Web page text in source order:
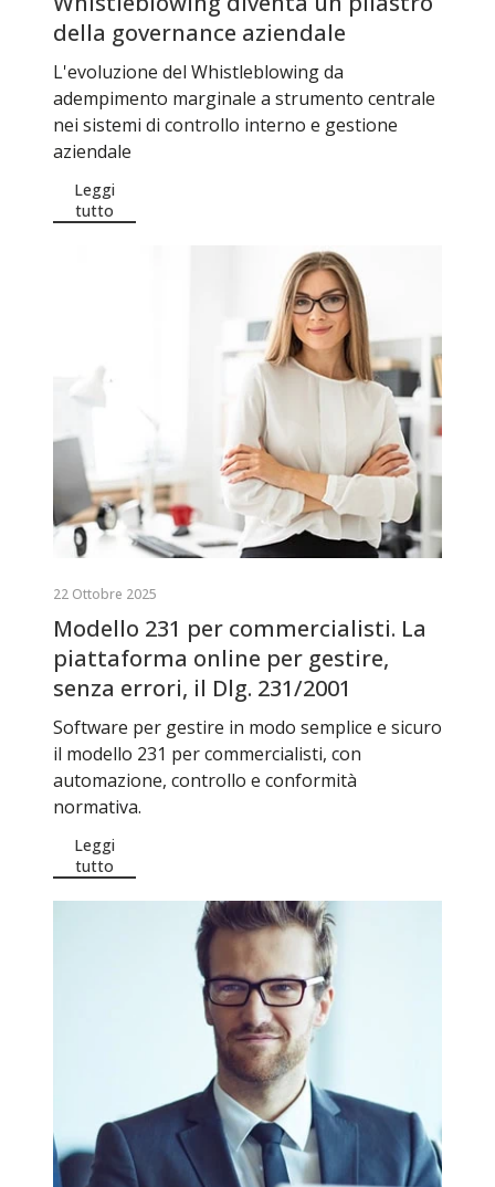
della governance aziendale
L'evoluzione del Whistleblowing da
adempimento marginale a strumento centrale
nei sistemi di controllo interno e gestione
aziendale
Leggi
tutto
22 Ottobre 2025
Modello 231 per commercialisti. La
piattaforma online per gestire,
senza errori, il Dlg. 231/2001
Software per gestire in modo semplice e sicuro
il modello 231 per commercialisti, con
automazione, controllo e conformità
normativa.
Leggi
tutto